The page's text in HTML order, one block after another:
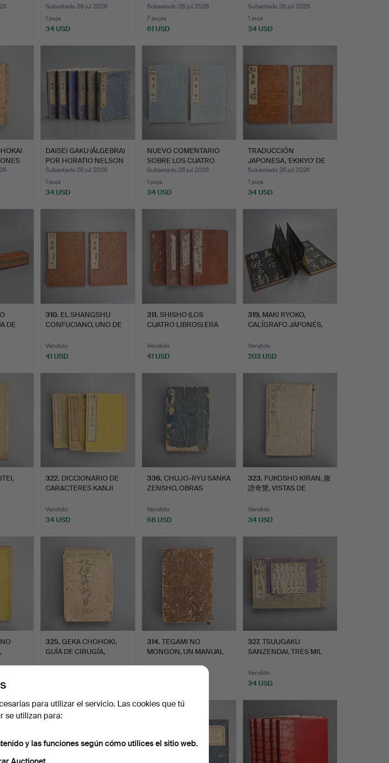
…
MENCIUS E…
Subastado 26 jul 2026
1 puja
34 USD
TRES VOL…
Subastado 26 jul 2026
7 pujas
61 USD
M…
Subastado 26 jul 2026
1 puja
34 USD
DAISEI GAKU (ÁLGEBRA)
POR HORATIO NELSON
R…
Subastado 26 jul 2026
1 puja
34 USD
NUEVO COMENTARIO
SOBRE LOS CUATRO
LIBROS E…
Subastado 26 jul 2026
1 puja
34 USD
TRADUCCIÓN
JAPONESA, 'EKIKYO' DE
GOTO, EL …
Subastado 26 jul 2026
1 puja
34 USD
DE
310. EL SHANGSHU
CONFUCIANO, UNO DE
Vendido
41 USD
311. SHISHO (LOS
CUATRO LIBROS) ERA
Vendido
41 USD
319. MAKI RYOKO,
CALÍGRAFO JAPONÉS,
Vendido
203 USD
322. DICCIONARIO DE
CARACTERES KANJI
Vendido
34 USD
336. CHUJO-RYU SANKA
ZENSHO, OBRAS
Vendido
68 USD
323. FUKOSHO KIRAN, 腹
證奇覽, VISTAS DE
Vendido
34 USD
325. GEKA CHOHOKI,
GUÍA DE CIRUGÍA,
314. TEGAMI NO
MONGON, UN MANUAL
327. TSUUGAKU
SANZENDAI, TRES MIL
Vendido
34 USD
para utilizar el servicio. Las cookies que tú
se utilizan para:
y las funciones según cómo utilices el sitio web.